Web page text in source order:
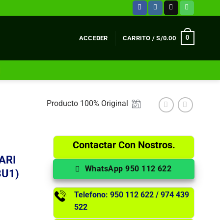
ACCEDER CARRITO /S/0.00 0
Producto 100% Original
Contactar Con Nostros.
WhatsApp 950 112 622
Telefono: 950 112 622 / 974 439
522